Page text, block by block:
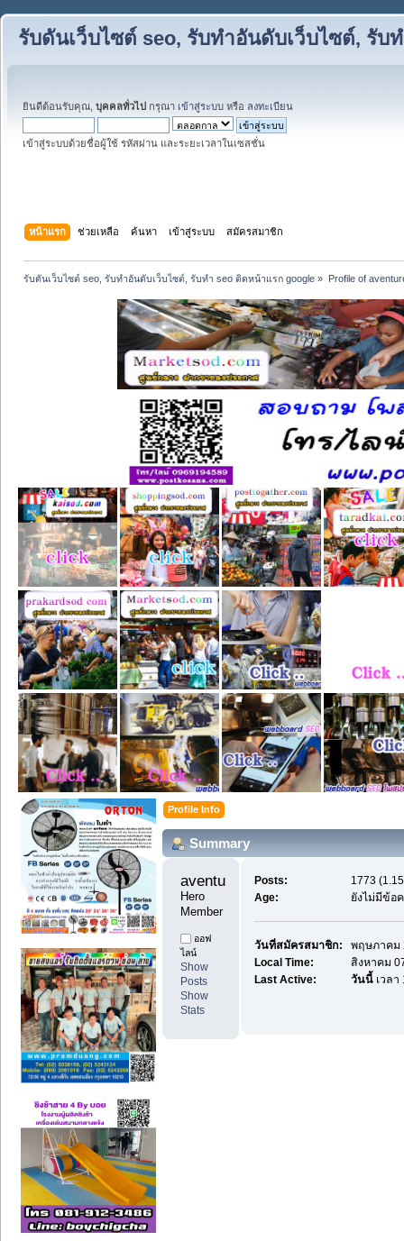
รับดันเว็บไซต์ seo, รับทำอันดับเว็บไซต์, รับ
ยินดีต้อนรับคุณ, บุคคลทั่วไป กรุณา เข้าสู่ระบบ หรือ ลงทะเบียน
เข้าสู่ระบบด้วยชื่อผู้ใช้ รหัสผ่าน และระยะเวลาในเซสชั่น
หน้าแรก ช่วยเหลือ ค้นหา เข้าสู่ระบบ สมัครสมาชิก
รับดันเว็บไซต์ seo, รับทำอันดับเว็บไซต์, รับทำ seo ติดหน้าแรก google » Profile of
Profile Info
Summary
Hero
Member
ออฟ
ไลน์
Show
Posts
Show
Stats
Posts:
1773
Age:
ยังไม่มีข้อ
วันที่สมัครสมาชิก:
พฤษภาคม
Local Time:
สิงหาคม
Last Active:
วันนี้เวลา